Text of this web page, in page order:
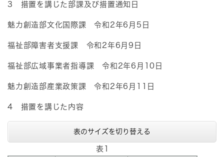
3 措置を講じた部課及び措置通知日
魅力創造部文化国際課 令和2年6月5日
福祉部障害者支援課 令和2年6月9日
福祉部広域事業者指導課 令和2年6月10日
魅力創造部産業政策課 令和2年6月11日
4 措置を講じた内容
表のサイズを切り替える
表1